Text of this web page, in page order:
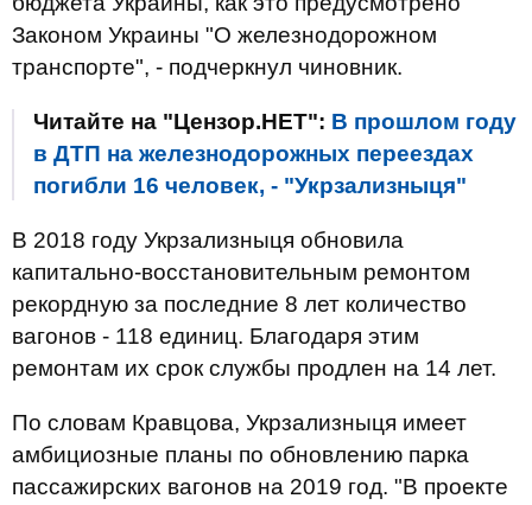
Законом Украины "О железнодорожном
транспорте", - подчеркнул чиновник.
Читайте на "Цензор.НЕТ": В прошлом году
в ДТП на железнодорожных переездах
погибли 16 человек, - "Укрзализныця"
В 2018 году Укрзализныця обновила
капитально-восстановительным ремонтом
рекордную за последние 8 лет количество
вагонов - 118 единиц. Благодаря этим
ремонтам их срок службы продлен на 14 лет.
По словам Кравцова, Укрзализныця имеет
амбициозные планы по обновлению парка
пассажирских вагонов на 2019 год. "В проекте